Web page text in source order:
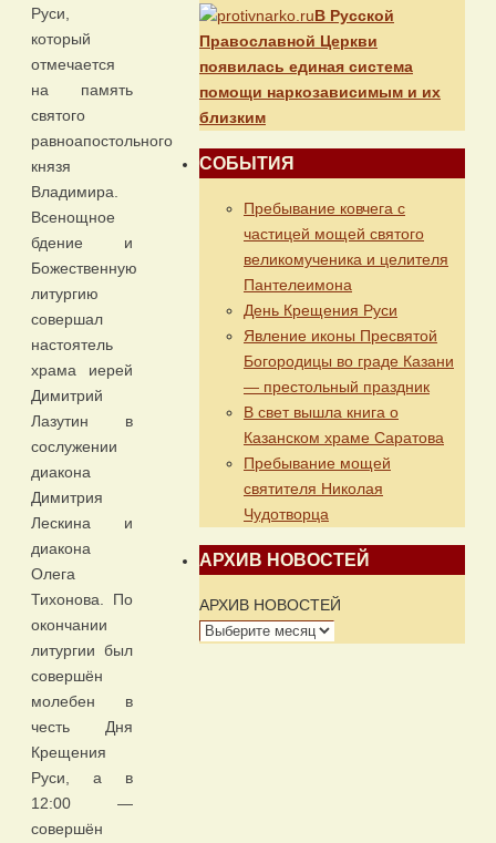
Руси,
который
отмечается
на память
святого
равноапостольного
князя
Владимира.
Всенощное
бдение и
Божественную
литургию
совершал
настоятель
храма иерей
Димитрий
Лазутин в
сослужении
диакона
Димитрия
Лескина и
диакона
Олега
Тихонова. По
окончании
литургии был
совершён
молебен в
честь Дня
Крещения
Руси, а в
12:00 —
совершён
В Русской
Православной Церкви
появилась единая система
помощи наркозависимым и их
близким
СОБЫТИЯ
Пребывание ковчега с
частицей мощей святого
великомученика и целителя
Пантелеимона
День Крещения Руси
Явление иконы Пресвятой
Богородицы во граде Казани
— престольный праздник
В свет вышла книга о
Казанском храме Саратова
Пребывание мощей
святителя Николая
Чудотворца
АРХИВ НОВОСТЕЙ
АРХИВ НОВОСТЕЙ